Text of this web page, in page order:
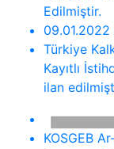
Edilmiştir.
09.01.2022
Türkiye
Kayıtlı
ilan
KOSGEB